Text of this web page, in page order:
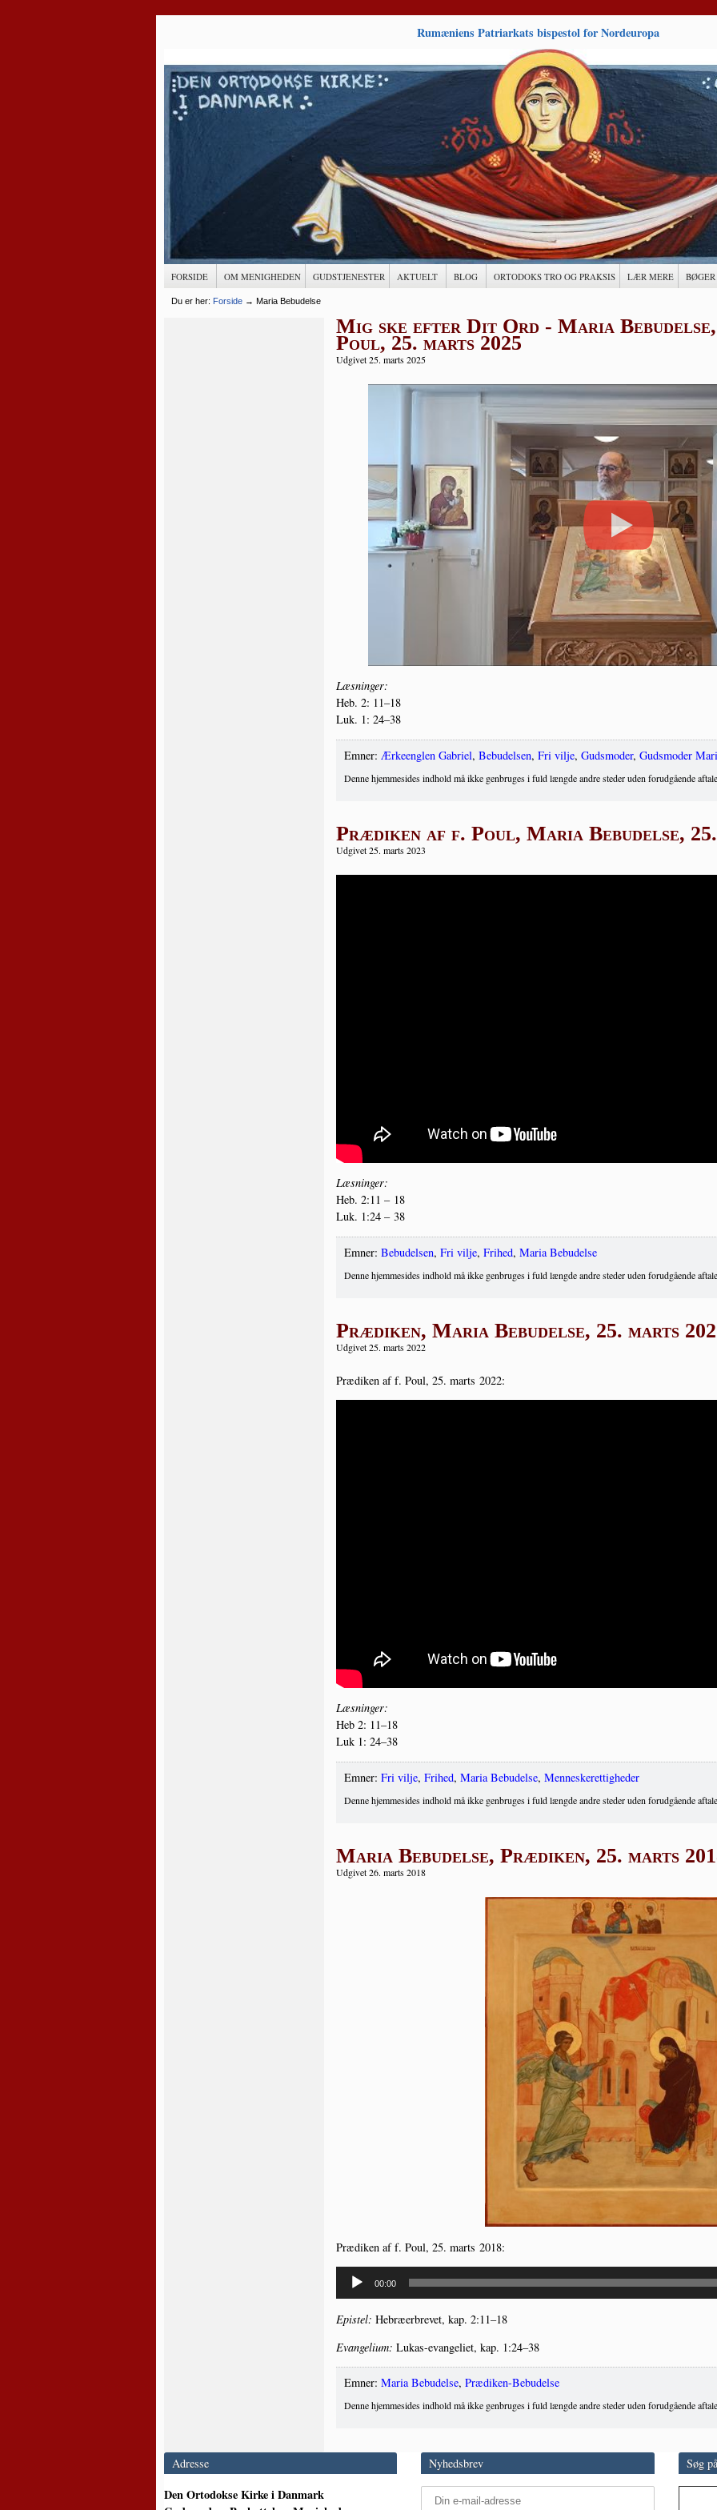
Rumæniens Patriarkats bispestol for Nordeuropa
FORSIDE OM MENIGHEDEN GUDSTJENESTER AKTUELT BLOG ORTODOKS TRO OG PRAKSIS LÆR MERE BØGER
Du er her: Forside→ Maria Bebudelse
Mig ske efter Dit Ord - Maria
Poul, 25. marts 2025
Udgivet 25. marts 2025
Læs­nin­ger:
Heb. 2: 11–18
Luk. 1: 24–38
Emner: Ærkeenglen Gabriel, Bebudelsen, Fri vilje, Gudsmoder, Gudsmoder
Denne hjemmesides indhold må ikke genbruges i fuld længde andre steder uden forudgående
Prædiken af f. Poul, Maria Bebudelse,
Udgivet 25. marts 2023
Læs­nin­ger:
Heb. 2:11 – 18
Luk. 1:24 – 38
Emner: Bebudelsen, Fri vilje, Frihed, Maria Bebudelse
Denne hjemmesides indhold må ikke genbruges i fuld længde andre steder uden forudgående
Prædiken, Maria Bebudelse, 25. marts
Udgivet 25. marts 2022
Præ­di­ken af f. Poul, 25. marts 2022:
Læs­nin­ger:
Heb 2: 11–18
Luk 1: 24–38
Emner: Fri vilje, Frihed, Maria Bebudelse, Menneskerettigheder
Denne hjemmesides indhold må ikke genbruges i fuld længde andre steder uden forudgående
Maria Bebudelse, Prædiken, 25. marts
Udgivet 26. marts 2018
Præ­di­ken af f. Poul, 25. marts 2018:
Lydafspiller
00:00
Epi­stel: Hebræ­er­bre­vet, kap. 2:11–18
Evan­ge­li­um: Lukas-evan­ge­li­et, kap. 1:24–38
Emner: Maria Bebudelse, Prædiken-Bebudelse
Denne hjemmesides indhold må ikke genbruges i fuld længde andre steder uden forudgående
Adresse
Den Ortodokse Kirke i Danmark
Nyhedsbrev Søg